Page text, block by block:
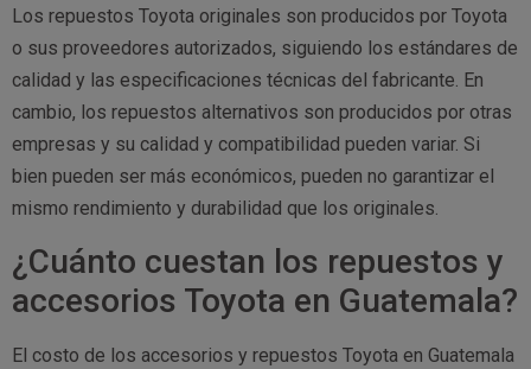
Los repuestos Toyota originales son producidos por Toyota
o sus proveedores autorizados, siguiendo los estándares de
calidad y las especificaciones técnicas del fabricante. En
cambio, los repuestos alternativos son producidos por otras
empresas y su calidad y compatibilidad pueden variar. Si
bien pueden ser más económicos, pueden no garantizar el
mismo rendimiento y durabilidad que los originales.
¿Cuánto cuestan los repuestos y
accesorios Toyota en Guatemala?
El costo de los accesorios y repuestos Toyota en Guatemala